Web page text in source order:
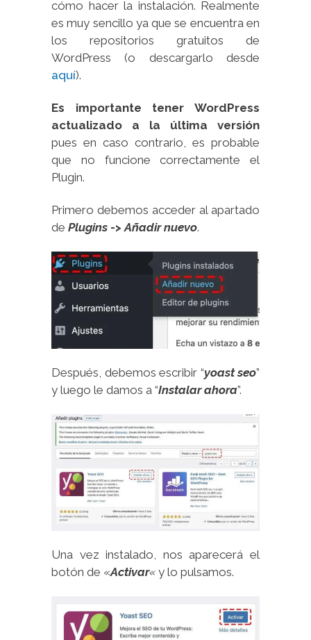
cómo hacer la instalación. Realmente
es muy sencillo ya que se encuentra en
los repositorios gratuitos de
WordPress (o descargarlo desde
aquí).
Es importante tener WordPress
actualizado a la última versión
pues en caso contrario, es probable
que no funcione correctamente el
Plugin.
Primero debemos acceder al apartado
de Plugins ->Añadir nuevo.
Después, debemos escribir “yoast seo”
y luego le damos a “Instalar ahora”.
Una vez instalado, nos aparecerá el
botón de «Activar« y lo pulsamos.